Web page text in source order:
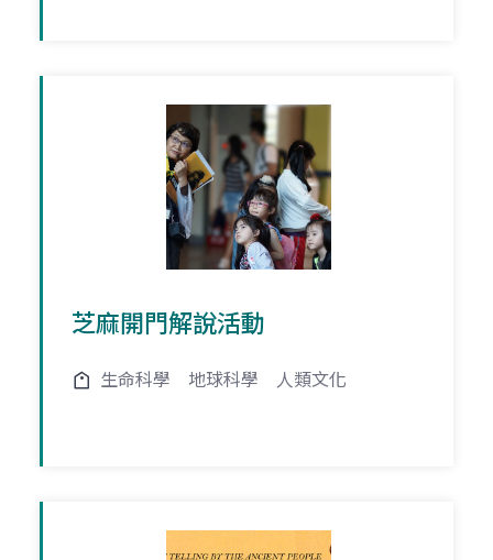
芝麻開門解說活動
生命科學 地球科學 人類文化